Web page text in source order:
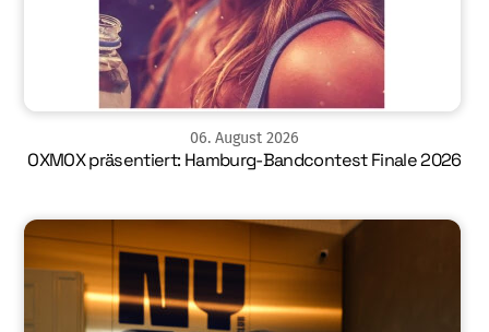
06. August 2026
OXMOX präsentiert: Hamburg-Bandcontest Finale 2026